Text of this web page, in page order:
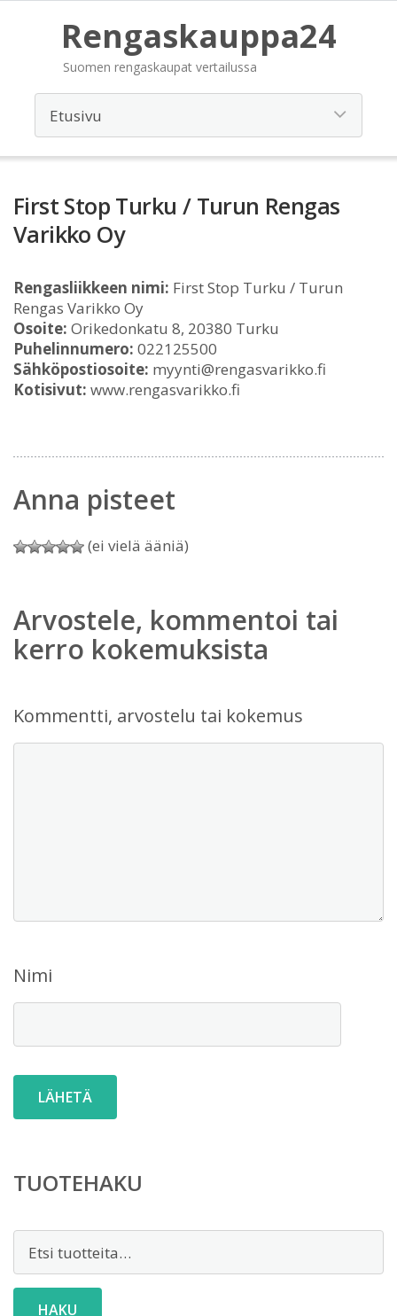
Rengaskauppa24
Suomen rengaskaupat vertailussa
First Stop Turku / Turun Rengas
Varikko Oy
Rengasliikkeen nimi: First Stop Turku / Turun
Rengas Varikko Oy
Osoite: Orikedonkatu 8, 20380 Turku
Puhelinnumero: 022125500
Sähköpostiosoite: myynti@rengasvarikko.fi
Kotisivut: www.rengasvarikko.fi
Anna pisteet
(ei vielä ääniä)
Arvostele, kommentoi tai
kerro kokemuksista
Kommentti, arvostelu tai kokemus
Nimi
TUOTEHAKU
HAKU